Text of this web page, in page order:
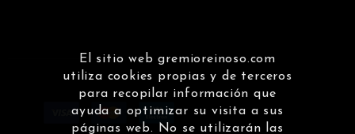
El sitio web gremioreinoso.com
utiliza cookies propias y de terceros
para recopilar información que
ayuda a optimizar su visita a sus
páginas web. No se utilizarán las